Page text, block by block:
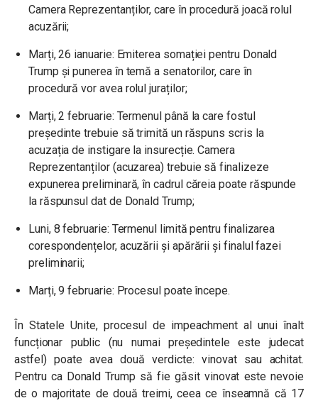
Camera Reprezentanților, care în procedură joacă rolul
acuzării;
Marți, 26 ianuarie: Emiterea somației pentru Donald
Trump și punerea în temă a senatorilor, care în
procedură vor avea rolul juraților;
Marți, 2 februarie: Termenul până la care fostul
președinte trebuie să trimită un răspuns scris la
acuzația de instigare la insurecție. Camera
Reprezentanților (acuzarea) trebuie să finalizeze
expunerea preliminară, în cadrul căreia poate răspunde
la răspunsul dat de Donald Trump;
Luni, 8 februarie: Termenul limită pentru finalizarea
corespondențelor, acuzării și apărării și finalul fazei
preliminarii;
Marți, 9 februarie: Procesul poate începe.
În Statele Unite, procesul de impeachment al unui înalt
funcționar public (nu numai președintele este judecat
astfel) poate avea două verdicte: vinovat sau achitat.
Pentru ca Donald Trump să fie găsit vinovat este nevoie
de o majoritate de două treimi, ceea ce înseamnă că 17